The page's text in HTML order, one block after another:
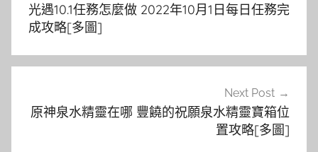
導
覽
光遇10.1任務怎麼做 2022年10月1日每日任務完
成攻略[多圖]
Next Post
原神泉水精靈在哪 豐饒的祝願泉水精靈寶箱位
置攻略[多圖]